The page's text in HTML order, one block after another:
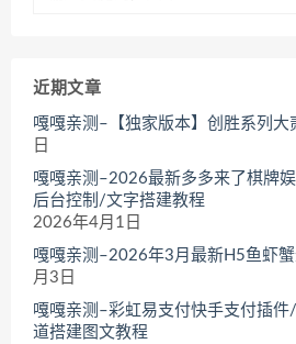
近期文章
嘎嘎亲测–【独家版本】创胜系列大
日
嘎嘎亲测–2026最新多多来了棋牌
后台控制/文字搭建教程
2026年4月1日
嘎嘎亲测–2026年3月最新H5鱼虾
月3日
嘎嘎亲测–彩虹易支付快手支付插
道搭建图文教程